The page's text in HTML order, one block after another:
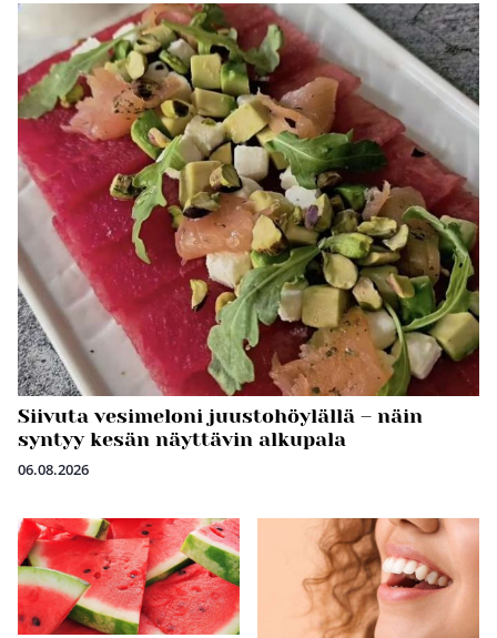
Siivuta vesimeloni juustohöylällä – näin
syntyy kesän näyttävin alkupala
06.08.2026